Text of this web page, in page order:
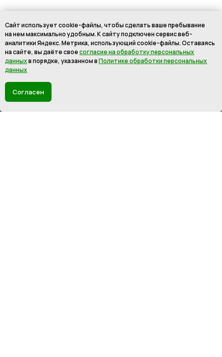
Сайт использует cookie-файлы, чтобы сделать ваше пребывание
на нем максимально удобным. К cайту подключен сервис веб-
аналитики Яндекс. Метрика, использующий cookie-файлы. Оставаясь
на сайте, вы даёте своесогласие на обработку персональных
данныхв порядке, указанном вПолитике обработки персональных
данных
Согласен